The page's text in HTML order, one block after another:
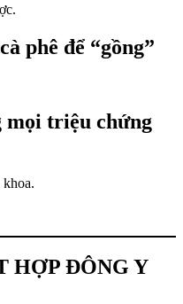
phê để “gồng”
mọi triệu chứng
HỢP ĐÔNG Y